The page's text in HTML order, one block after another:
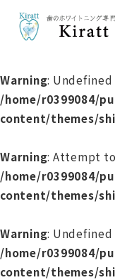
Warning: Undefined
/home/r0399084/
content/themes/
Warning: Attempt
/home/r0399084/
content/themes/
Warning: Undefined
/home/r0399084/
content/themes/